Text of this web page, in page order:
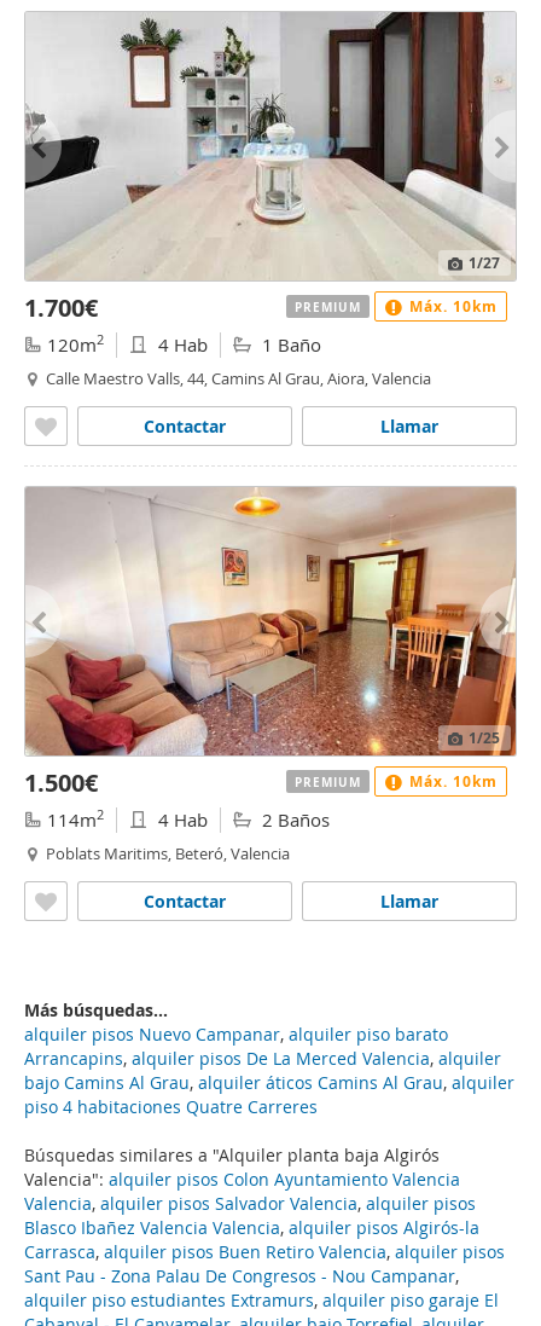
Búsquedas similares a "Alquiler planta baja Algirós
Valencia": alquiler pisos Colon Ayuntamiento Valencia
Valencia, alquiler pisos Salvador Valencia, alquiler pisos
Blasco Ibañez Valencia Valencia, alquiler pisos Algirós-la
Carrasca, alquiler pisos Buen Retiro Valencia, alquiler pisos
Sant Pau - Zona Palau De Congresos - Nou Campanar,
alquiler piso estudiantes Extramurs, alquiler piso garaje El
1/27
1.700€
120m2 4 Hab 1 Baño
Calle Maestro Valls, 44, Camins Al Grau, Aiora, Valencia
Llamar
Contactar
PREMIUM Máx. 10km
1/25
1.500€
114m2 4 Hab 2 Baños
Poblats Maritims, Beteró, Valencia
Llamar
Contactar
PREMIUM Máx. 10km
Más búsquedas...
alquiler pisos Nuevo Campanar, alquiler piso barato
Arrancapins, alquiler pisos De La Merced Valencia, alquiler
bajo Camins Al Grau, alquiler áticos Camins Al Grau, alquiler
piso 4 habitaciones Quatre Carreres